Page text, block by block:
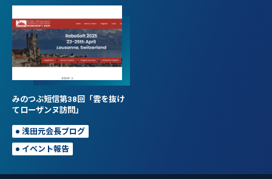
みのつぶ短信第38回「雲を抜け
てローザンヌ訪問」
浅田元会長ブログ
イベント報告